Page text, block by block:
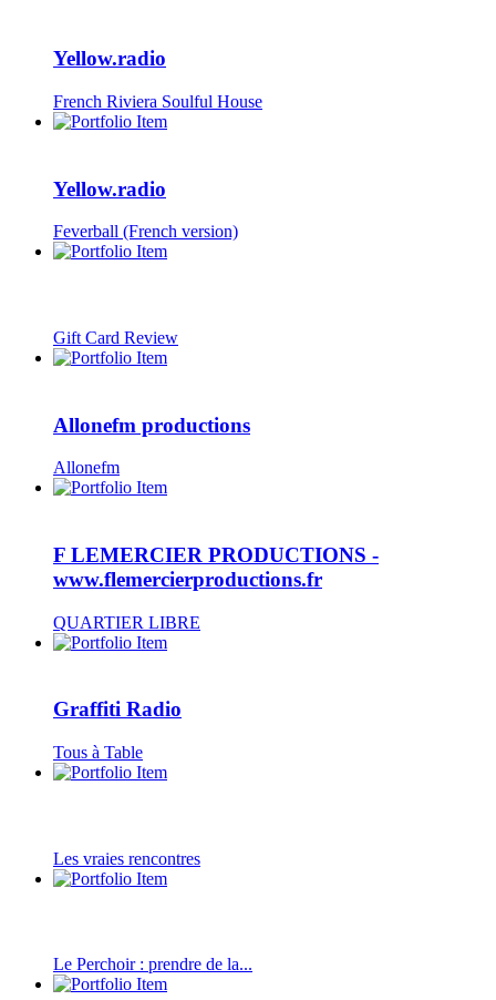
Yellow.radio
French Riviera Soulful House
Yellow.radio
Feverball (French version)
Gift Card Review
Allonefm productions
Allonefm
F LEMERCIER PRODUCTIONS -
www.flemercierproductions.fr
QUARTIER LIBRE
Graffiti Radio
Tous à Table
Les vraies rencontres
Le Perchoir : prendre de la...